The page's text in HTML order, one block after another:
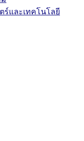
ร์และเทคโนโลยี